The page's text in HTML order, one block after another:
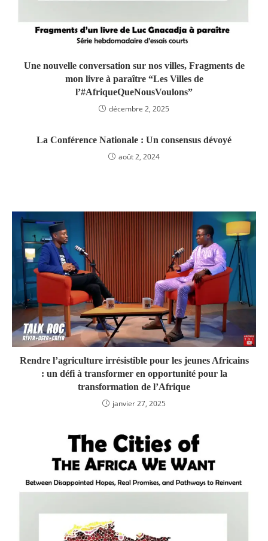
Une nouvelle conversation sur nos villes, Fragments de
mon livre à paraître “Les Villes de
l’#AfriqueQueNousVoulons”
décembre 2, 2025
La Conférence Nationale : Un consensus dévoyé
août 2, 2024
Rendre l’agriculture irrésistible pour les jeunes Africains
: un défi à transformer en opportunité pour la
transformation de l’Afrique
janvier 27, 2025